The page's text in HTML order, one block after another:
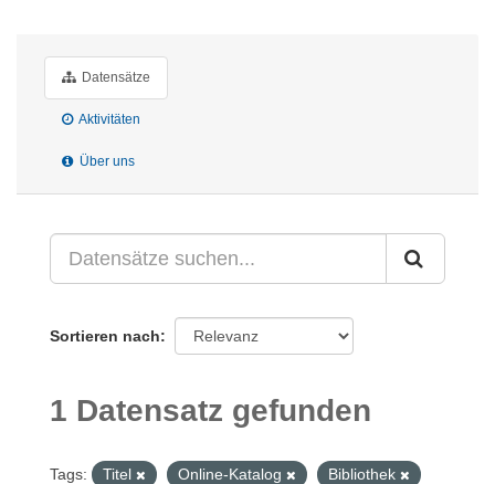
Datensätze
Aktivitäten
Über uns
Sortieren nach
1 Datensatz gefunden
Tags: Titel Online-Katalog
Bibliothek